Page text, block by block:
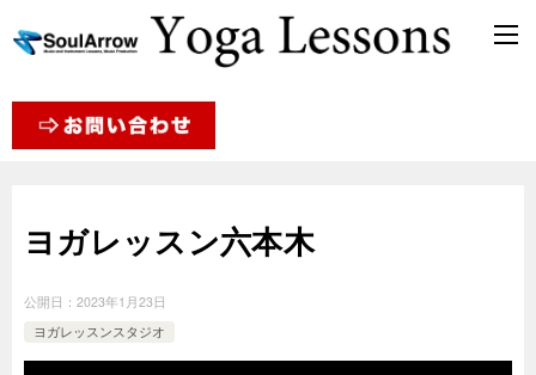
ヨガレッスン六本木
公開日： 2023年1月23日
ヨガレッスンスタジオ